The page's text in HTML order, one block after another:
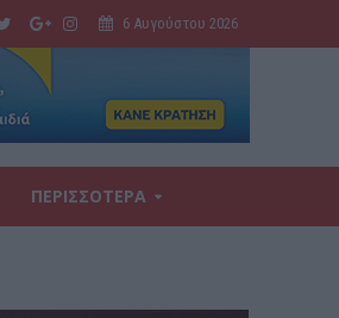
6 Αυγούστου 2026
ΠΕΡΙΣΣΟΤΕΡΑ